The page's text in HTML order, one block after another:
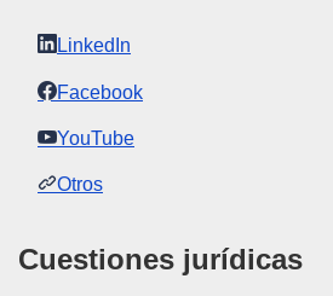
LinkedIn
Facebook
YouTube
Otros
Cuestiones jurídicas